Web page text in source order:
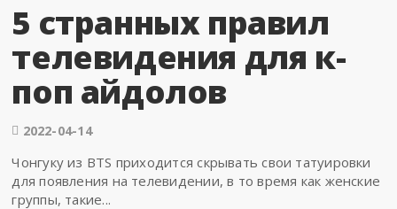
5 странных правил
телевидения для к-
поп айдолов
2022-04-14
Чонгуку из BTS приходится скрывать свои татуировки
для появления на телевидении, в то время как женские
группы, такие...